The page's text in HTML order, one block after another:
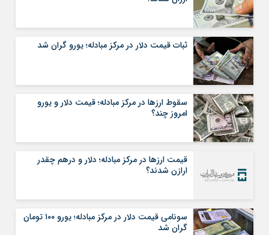
ثبات قیمت دلار در مرکز مبادله؛ یورو گران شد
سقوط ارزها در مرکز مبادله؛ قیمت دلار و یورو
امروز چند؟
قیمت ارزها در مرکز مبادله؛ دلار و درهم چقدر
ارازن شدند؟
سونامی قیمت دلار در مرکز مبادله؛ یورو ۱۰۰ تومان
گران شد